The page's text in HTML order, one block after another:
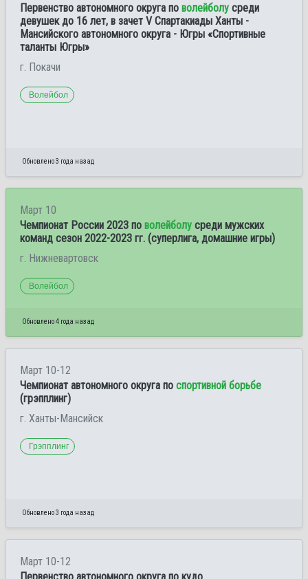
Первенство автономного округа по волейболу среди
девушек до 16 лет, в зачет V Спартакиады Ханты -
Мансийского автономного округа - Югры «Спортивные
таланты Югры»
г. Покачи
Волейбол
Обновлено 3 года назад
Март 10
Чемпионат России 2023 по волейболу среди мужских
команд сезон 2022-2023 гг. (суперлига, домашние игры)
г. Нижневартовск
Волейбол
Обновлено 4 года назад
Март 10-12
Чемпионат автономного округа по спортивной борьбе
(грэпплинг)
г. Ханты-Мансийск
Грэпплинг
Обновлено 3 года назад
Март 10-12